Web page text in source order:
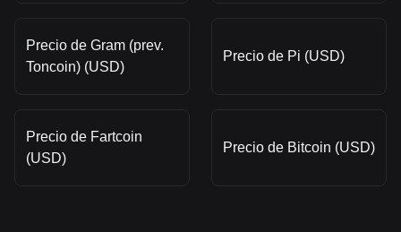
Precio de Gram (prev.
Toncoin) (USD)
Precio de Pi (USD)
Precio de Fartcoin
(USD)
Precio de Bitcoin (USD)